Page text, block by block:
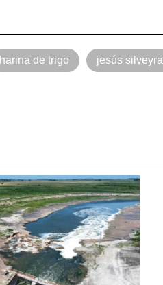
harina de trigo jesús silveyra